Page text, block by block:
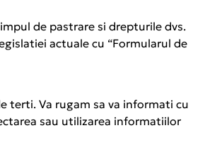
de pastrare si drepturile dvs.
actuale cu “Formularul de
terti. Va rugam sa va informati cu
sau utilizarea informatiilor